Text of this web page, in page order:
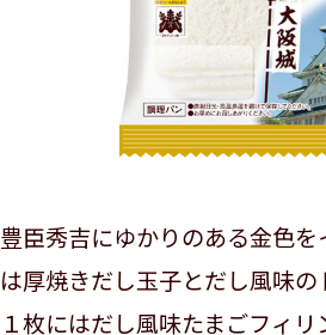
豊臣秀吉にゆかりのある金色
は厚焼きだし玉子とだし風味の
１枚にはだし風味たまごフィ